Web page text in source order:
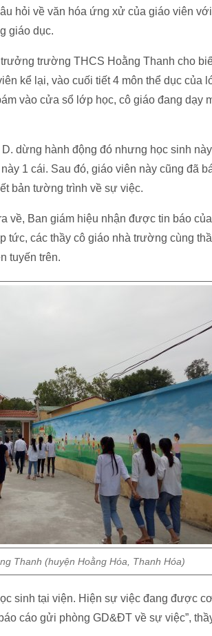
hỏi về văn hóa ứng xử của giáo viên
giáo dục.
trường THCS Hoằng Thanh cho
kể lại, vào cuối tiết 4 môn thể dục của
vào cửa sổ lớp học, cô giáo đang dạy
dừng hành động đó nhưng học sinh
1 cái. Sau đó, giáo viên này cũng đã
bản tường trình về sự việc.
về, Ban giám hiệu nhận được tin báo
tức, các thầy cô giáo nhà trường cùng
tuyến trên.
Thanh (huyện Hoằng Hóa, Thanh Hóa)
sinh tại viện. Hiện sự việc đang được
cáo gửi phòng GD&ĐT về sự việc”,